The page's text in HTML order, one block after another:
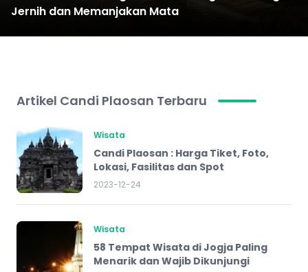
Jernih dan Memanjakan Mata
Artikel Candi Plaosan Terbaru
Wisata
Candi Plaosan : Harga Tiket, Foto,
Lokasi, Fasilitas dan Spot
2023-12-24
Wisata
58 Tempat Wisata di Jogja Paling
Menarik dan Wajib Dikunjungi